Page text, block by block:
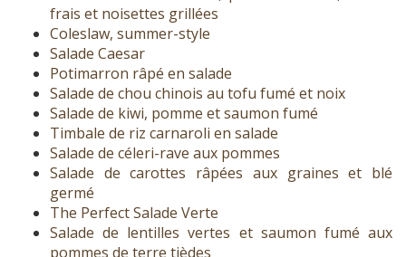
frais et noisettes grillées
Coleslaw, summer-style
Salade Caesar
Potimarron râpé en salade
Salade de chou chinois au tofu fumé et noix
Salade de kiwi, pomme et saumon fumé
Timbale de riz carnaroli en salade
Salade de céleri-rave aux pommes
Salade de carottes râpées aux graines et blé
germé
The Perfect Salade Verte
Salade de lentilles vertes et saumon fumé aux
pommes de terre tièdes